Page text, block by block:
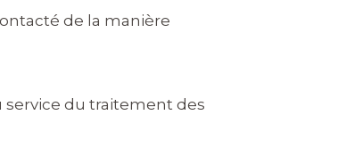
de la manière
du traitement des